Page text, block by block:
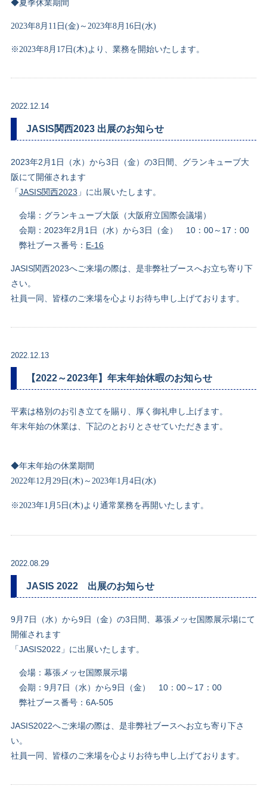
◆夏季休業期間
2023年8月 11 日(金) ～ 2023年8月 16日(水)
※ 2023年8月 17日(木) より、業務を開始いたします。
2022.12.14
JASIS関西2023 出展のお知らせ
2023年2月1日（水）から3日（金）の3日間、グランキューブ大
阪にて開催されます
「JASIS関西2023 」に出展いたします。
会場：グランキューブ大阪（大阪府立国際会議場）
会期：2023年2月1日（水）から3日（金） 10：00～17：00
弊社ブース番号： E-16
JASIS関西2023へご来場の際は、是非弊社ブースへお立ち寄り下
さい。
社員一同、皆様のご来場を心よりお待ち申し上げております。
2022.12.13
【2022～2023年】年末年始休暇のお知らせ
平素は格別のお引き立てを賜り、厚く御礼申し上げます。
年末年始の休業は、下記のとおりとさせていただきます。
◆年末年始の休業期間
2022年12 月 29日(木) ～ 2023年1 月 4日(水)
※ 2023年1 月 5日(木) より通常業務を再開いたします。
2022.08.29
JASIS 2022 出展のお知らせ
9月7日（水）から9日（金）の3日間、幕張メッセ国際展示場にて
開催されます
「JASIS2022 」に出展いたします。
会場：幕張メッセ国際展示場
会期： 9月7日（水）から9日（金） 10： 00～ 17 ： 00
弊社ブース番号： 6A-505
JASIS2022へご来場の際は、是非弊社ブースへお立ち寄り下さ
い。
社員一同、皆様のご来場を心よりお待ち申し上げております。